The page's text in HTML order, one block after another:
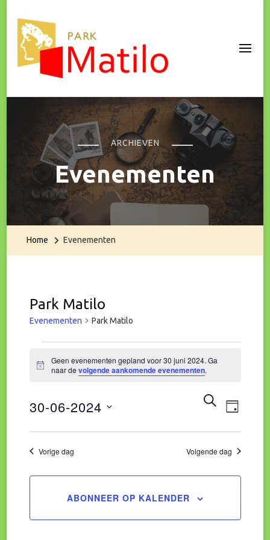
Park Matilo
ARCHIEVEN
Evenementen
Home Evenementen
Park Matilo
Evenementen Park Matilo
Evenementen
30
juni
2024
Bericht
Geen evenementen gepland voor 30 juni 2024. Ga
naar de volgende aankomende evenementen.
ZOEKEN
DAG
30-06-2024
Selecteer
eenVorige dag Volgende dag
ABONNEER OP KALENDER